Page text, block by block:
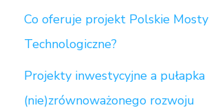
Co oferuje projekt Polskie Mosty
Technologiczne?
Projekty inwestycyjne a pułapka
(nie)zrównoważonego rozwoju